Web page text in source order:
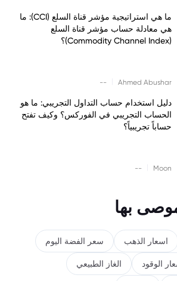
ما هي استراتيجية مؤشر قناة السلع (CCI): ما
هي معادلة حساب مؤشر قناة السلع
(Commodity Channel Index)؟
Ahmed Abushar
--
دليل استخدام حساب التداول التجريبي: ما هو
الحساب التجريبي في الفوركس؟ وكيف تفتح
حساباً تجريبياً؟
Moon
--
بها
اسعار الذهب سعر الفضة اليوم
الوقود الغاز الطبيعي